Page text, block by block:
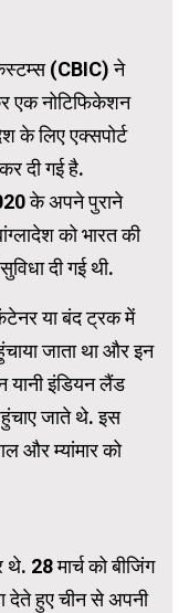
(CBIC) ने
एक नोटिफिकेशन
के लिए एक्सपोर्ट
दी गई है.
के अपने पुराने
को भारत की
दी गई थी.
या बंद ट्रक में
जाता था और इन
यानी इंडियन लैंड
जाते थे. इस
और म्यांमार को
28 मार्च को बीजिंग
देते हुए चीन से अपनी